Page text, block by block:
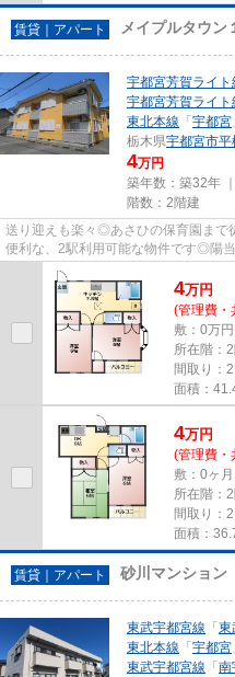
賃貸｜アパート メイプルタウン
宇都宮芳賀ライト
宇都宮芳賀ライト
東北本線 「 宇都宮
栃木県宇都宮市平
4万円
築年数：築32年
階数：2階建
送り迎えも楽々◎あさひの保育園ま
便利な、2駅利用可能な物件です◎陽
たの時間を有効的に使えるのが敷地...
4万円
(管理費・
敷：0万
所在階：
間取り：
面積：
4万円
(管理費・
敷：0ヶ
所在階：
間取り：
面積：
賃貸｜アパート 砂川マンション
東武宇都宮線 「 東
東北本線 「 宇都宮
東武宇都宮線 「 南